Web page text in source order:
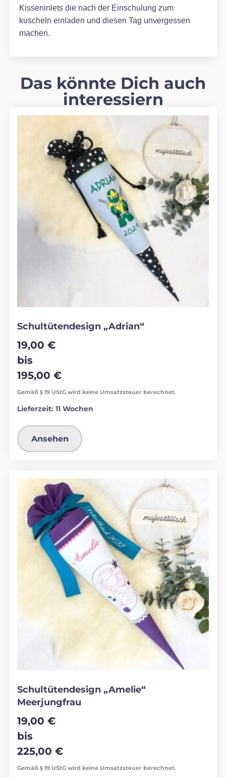
Kisseninlets die nach der Einschulung zum
kuscheln einladen und diesen Tag unvergessen
machen.
Das könnte Dich auch
interessiern
Schultütendesign „Adrian“
19,00 €
bis
195,00 €
Gemäß § 19 UStG wird keine Umsatzsteuer berechnet.
Lieferzeit: 11 Wochen
Ansehen
Schultütendesign „Amelie“
Meerjungfrau
19,00 €
bis
225,00 €
Gemäß § 19 UStG wird keine Umsatzsteuer berechnet.